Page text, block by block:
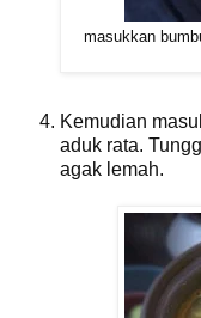
masukkan
Kemudian
aduk rata.
agak lemah.